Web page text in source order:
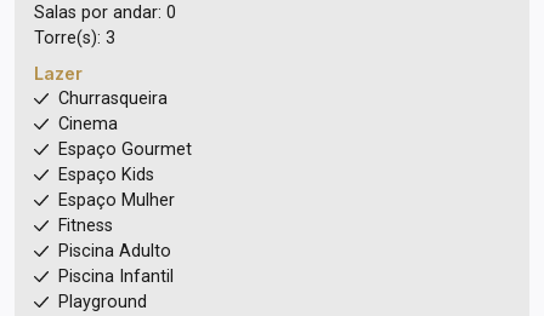
Salas por andar: 0
Torre(s): 3
Lazer
Churrasqueira
Cinema
Espaço Gourmet
Espaço Kids
Espaço Mulher
Fitness
Piscina Adulto
Piscina Infantil
Playground